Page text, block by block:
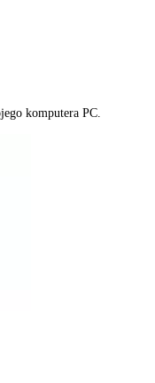
komputera PC.